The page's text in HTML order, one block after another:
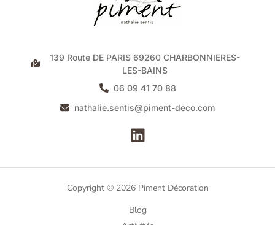
139 Route DE PARIS 69260 CHARBONNIERES-
LES-BAINS
06 09 41 70 88
nathalie.sentis@piment-deco.com
Copyright © 2026 Piment Décoration
Blog